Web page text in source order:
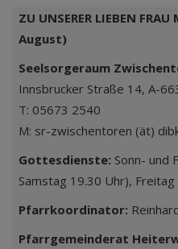
ZU UNSERER LIEBEN
August)
Seelsorgeraum
Innsbrucker Straße 14, A-
T: 05673 2540
M: sr-zwischentoren (ät)
Gottesdienste: Sonn- und
Samstag 19.30 Uhr),
Pfarrkoordinator:
Pfarrgemeinderat